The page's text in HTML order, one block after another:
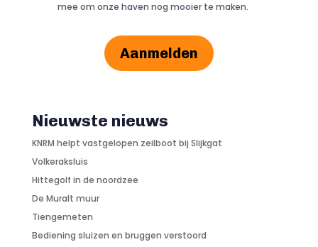
mee om onze haven nog mooier te maken.
Aanmelden
Nieuwste nieuws
KNRM helpt vastgelopen zeilboot bij Slijkgat
Volkeraksluis
Hittegolf in de noordzee
De Muralt muur
Tiengemeten
Bediening sluizen en bruggen verstoord